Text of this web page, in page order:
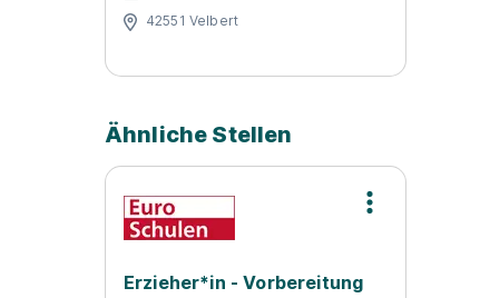
42551 Velbert
Ähnliche Stellen
Erzieher*in - Vorbereitung